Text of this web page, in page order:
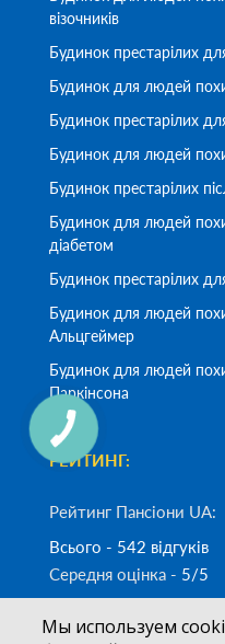
візочників
Будинок престарілих
Будинок для людей
Будинок престарілих
Будинок для людей
Будинок престарілих
Будинок для людей
діабетом
Будинок престарілих
Будинок для людей
Альцгеймер
Будинок для людей
Паркінсона
РЕЙТИНГ:
Рейтинг Пансіони UA:
Всього - 542 відгуків
Середня оцінка - 5/5
Мы используем